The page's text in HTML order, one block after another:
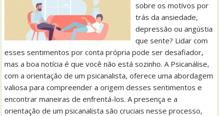
sobre os motivos por
trás da ansiedade,
depressão ou angústia
que sente? Lidar com
esses sentimentos por conta própria pode ser desafiador,
mas a boa notícia é que você não está sozinho. A Psicanálise,
com a orientação de um psicanalista, oferece uma abordagem
valiosa para compreender a origem desses sentimentos e
encontrar maneiras de enfrentá-los. A presença e a
orientação de um psicanalista são cruciais nesse processo,